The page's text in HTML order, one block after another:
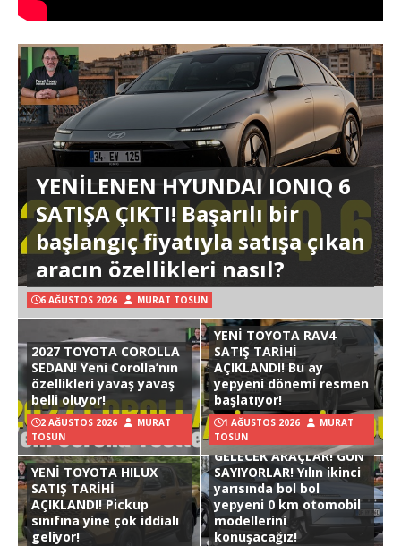
YENİLENEN HYUNDAI IONIQ 6
SATIŞA ÇIKTI! Başarılı bir
başlangıç fiyatıyla satışa çıkan
aracın özellikleri nasıl?
6 AĞUSTOS 2026 MURAT TOSUN
2027 TOYOTA COROLLA
SEDAN! Yeni Corolla’nın
özellikleri yavaş yavaş
belli oluyor!
2 AĞUSTOS 2026
MURAT
TOSUN
YENİ TOYOTA RAV4
SATIŞ TARİHİ
AÇIKLANDI! Bu ay
yepyeni dönemi resmen
başlatıyor!
1 AĞUSTOS 2026
MURAT
TOSUN
YENİ TOYOTA HILUX
SATIŞ TARİHİ
AÇIKLANDI! Pickup
sınıfına yine çok iddialı
geliyor!
GELECEK ARAÇLAR! GÜN
SAYIYORLAR! Yılın ikinci
yarısında bol bol
yepyeni 0 km otomobil
modellerini
konuşacağız!